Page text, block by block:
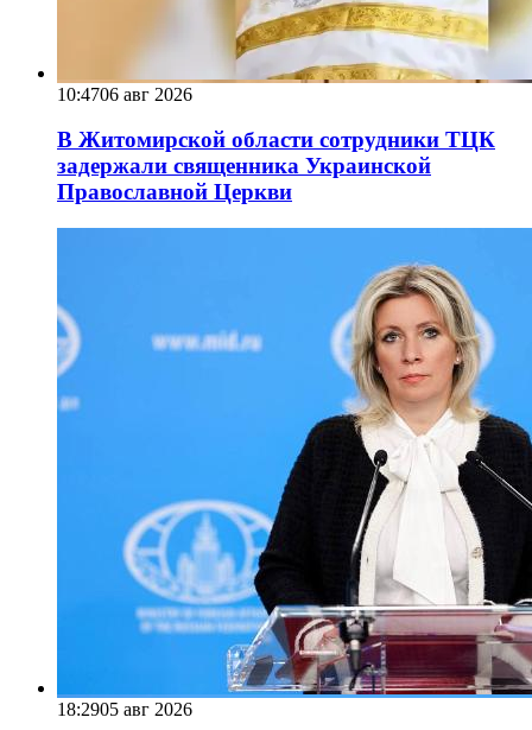
10:4706 авг 2026
В Житомирской области сотрудники ТЦК
задержали священника Украинской
Православной Церкви
18:2905 авг 2026